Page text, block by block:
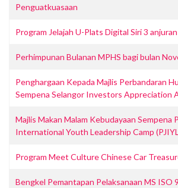
Penguatkuasaan
‎Program Jelajah U-Plats Digital Siri 3
Perhimpunan Bulanan MPHS bagi bulan
Penghargaan Kepada Majlis Perbandaran
Sempena Selangor Investors Appreciation
Majlis Makan Malam Kebudayaan Sempena
International Youth Leadership Camp
Program Meet Culture Chinese Car
Bengkel Pemantapan Pelaksanaan MS ISO